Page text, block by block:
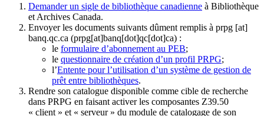
Demander un sigle de bibliothèque canadienne à Bibliothèque
et Archives Canada.
Envoyer les documents suivants dûment remplis à prpg [at]
banq.qc.ca (prpg[at]banq[dot]qc[dot]ca) :
le formulaire d’abonnement au PEB;
le questionnaire de création d’un profil PRPG;
l’Entente pour l’utilisation d’un système de gestion de
prêt entre bibliothèques.
Rendre son catalogue disponible comme cible de recherche
dans PRPG en faisant activer les composantes Z39.50
« client » et « serveur » du module de catalogage de son